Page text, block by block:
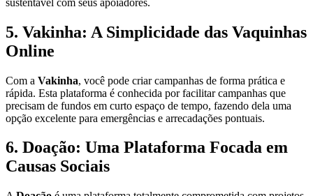
5. Vakinha: A Simplicidade das Vaquinhas
Online
Com a Vakinha, você pode criar campanhas de forma prática e
rápida. Esta plataforma é conhecida por facilitar campanhas que
precisam de fundos em curto espaço de tempo, fazendo dela uma
opção excelente para emergências e arrecadações pontuais.
6. Doação: Uma Plataforma Focada em
Causas Sociais